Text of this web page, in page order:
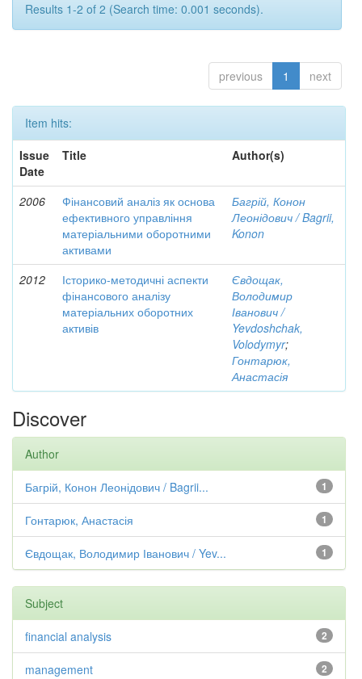
Results 1-2 of 2 (Search time: 0.001 seconds).
previous 1 next
Item hits:
Issue
Date
Title Author(s)
2006
Фінансовий аналіз як основа
ефективного управління
матеріальними оборотними
активами
Багрій, Конон
Леонідович / Bagrii,
Konon
2012
Історико-методичні аспекти
фінансового аналізу
матеріальних оборотних
активів
Євдощак,
Володимир
Іванович /
Yevdoshchak,
Volodymyr;
Гонтарюк,
Анастасія
Discover
Author
1
Багрій, Конон Леонідович / Bagrii...
1
Гонтарюк, Анастасія
1
Євдощак, Володимир Іванович / Yev...
Subject
2
financial analysis
2
management